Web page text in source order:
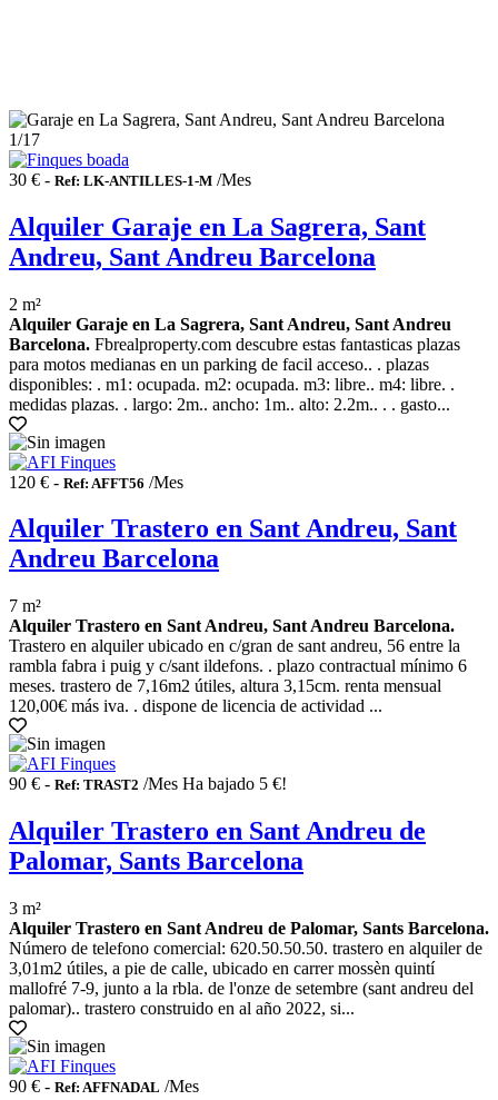
1/17
30 € - Ref: LK-ANTILLES-1-M /Mes
Alquiler Garaje en La Sagrera, Sant
Andreu, Sant Andreu Barcelona
2 m²
Alquiler Garaje en La Sagrera, Sant Andreu, Sant Andreu
Barcelona. Fbrealproperty.com descubre estas fantasticas plazas
para motos medianas en un parking de facil acceso.. . plazas
disponibles: . m1: ocupada. m2: ocupada. m3: libre.. m4: libre. .
medidas plazas. . largo: 2m.. ancho: 1m.. alto: 2.2m.. . . gasto...
120 € - Ref: AFFT56 /Mes
Alquiler Trastero en Sant Andreu, Sant
Andreu Barcelona
7 m²
Alquiler Trastero en Sant Andreu, Sant Andreu Barcelona.
Trastero en alquiler ubicado en c/gran de sant andreu, 56 entre la
rambla fabra i puig y c/sant ildefons. . plazo contractual mínimo 6
meses. trastero de 7,16m2 útiles, altura 3,15cm. renta mensual
120,00€ más iva. . dispone de licencia de actividad ...
90 € - Ref: TRAST2 /Mes Ha bajado 5 €!
Alquiler Trastero en Sant Andreu de
Palomar, Sants Barcelona
3 m²
Alquiler Trastero en Sant Andreu de Palomar, Sants Barcelona.
Número de telefono comercial: 620.50.50.50. trastero en alquiler de
3,01m2 útiles, a pie de calle, ubicado en carrer mossèn quintí
mallofré 7-9, junto a la rbla. de l'onze de setembre (sant andreu del
palomar).. trastero construido en al año 2022, si...
90 € - Ref: AFFNADAL /Mes